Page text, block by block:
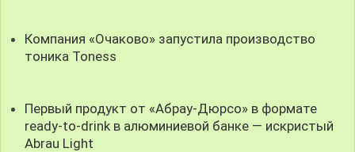
Компания «Очаково» запустила производство
тоника Toness
Первый продукт от «Абрау-Дюрсо» в формате
ready-to-drink в алюминиевой банке — искристый
Abrau Light